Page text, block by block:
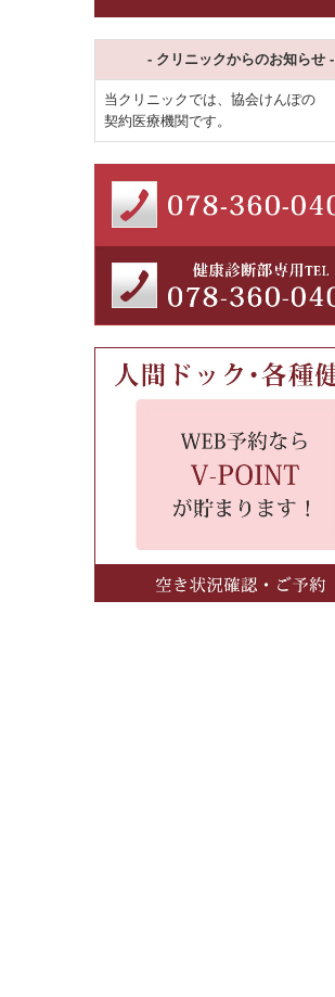
- クリニックからのお知らせ -
当クリニックでは、協会けんぽの
契約医療機関です。